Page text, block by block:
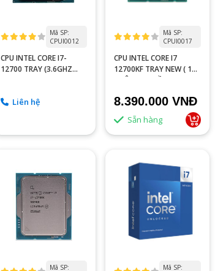
Mã SP:
CPUI0012
CPU INTEL CORE I7-
12700 TRAY (3.6GHZ
Liên hệ
Mã SP:
CPUI0017
CPU INTEL CORE I7
12700KF TRAY NEW ( 12
NHÂN, 20 LUỒNG)
8.390.000 VNĐ
Sẵn hàng
Mã SP:
Mã SP: